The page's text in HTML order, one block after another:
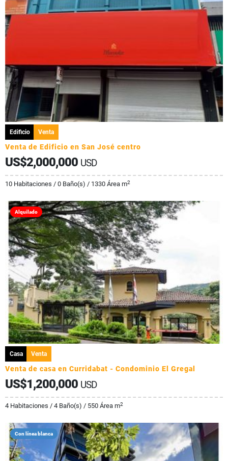
Edificio Venta
Venta de Edificio en San José centro
US$2,000,000 USD
10 Habitaciones / 0 Baño(s) / 1330 Área m2
Alquilado
Casa Venta
Venta de casa en Curridabat - Condominio El Gregal
US$1,200,000 USD
4 Habitaciones / 4 Baño(s) / 550 Área m2
Con línea blanca